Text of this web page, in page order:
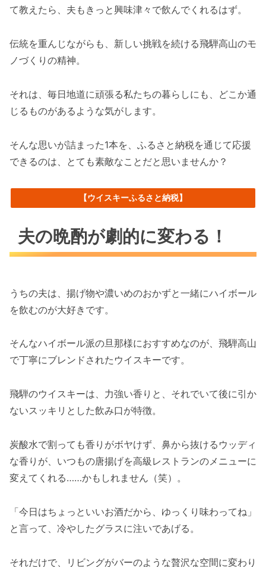
て教えたら、夫もきっと興味津々で飲んでくれるはず。
伝統を重んじながらも、新しい挑戦を続ける飛騨高山のモ
ノづくりの精神。
それは、毎日地道に頑張る私たちの暮らしにも、どこか通
じるものがあるような気がします。
そんな思いが詰まった1本を、ふるさと納税を通じて応援
できるのは、とても素敵なことだと思いませんか？
【ウイスキーふるさと納税】
夫の晩酌が劇的に変わる！
うちの夫は、揚げ物や濃いめのおかずと一緒にハイボール
を飲むのが大好きです。
そんなハイボール派の旦那様におすすめなのが、飛騨高山
で丁寧にブレンドされたウイスキーです。
飛騨のウイスキーは、力強い香りと、それでいて後に引か
ないスッキリとした飲み口が特徴。
炭酸水で割っても香りがボヤけず、鼻から抜けるウッディ
な香りが、いつもの唐揚げを高級レストランのメニューに
変えてくれる……かもしれません（笑）。
「今日はちょっといいお酒だから、ゆっくり味わってね」
と言って、冷やしたグラスに注いであげる。
それだけで、リビングがバーのような贅沢な空間に変わり